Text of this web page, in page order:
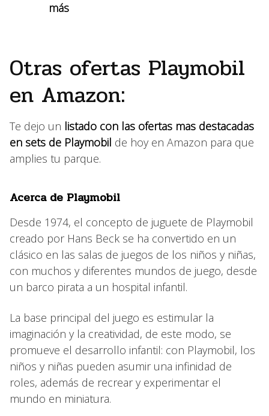
más
Otras ofertas Playmobil
en Amazon:
Te dejo un listado con las ofertas mas destacadas
en sets de Playmobil de hoy en Amazon para que
amplies tu parque.
Acerca de Playmobil
Desde 1974, el concepto de juguete de Playmobil
creado por Hans Beck se ha convertido en un
clásico en las salas de juegos de los niños y niñas,
con muchos y diferentes mundos de juego, desde
un barco pirata a un hospital infantil.
La base principal del juego es estimular la
imaginación y la creatividad, de este modo, se
promueve el desarrollo infantil: con Playmobil, los
niños y niñas pueden asumir una infinidad de
roles, además de recrear y experimentar el
mundo en miniatura.